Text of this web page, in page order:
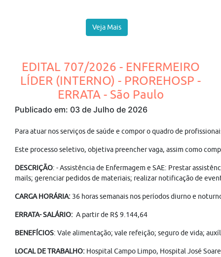
Veja Mais
EDITAL 707/2026 - ENFERMEIRO
LÍDER (INTERNO) - PROREHOSP -
ERRATA - São Paulo
Publicado em: 03 de Julho de 2026
Para atuar nos serviços de saúde e compor o quadro de
Este processo seletivo, objetiva preencher vaga, assim como
DESCRIÇÃO: - Assistência de Enfermagem e SAE: Prestar
mails; gerenciar pedidos de materiais; realizar notificação de
CARGA HORÁRIA: 36 horas semanais nos períodos diurno e
ERRATA- SALÁRIO: A partir de R$ 9.144,64
BENEFÍCIOS: Vale alimentação; vale refeição; seguro de vida;
LOCAL DE TRABALHO: Hospital Campo Limpo, Hospital José